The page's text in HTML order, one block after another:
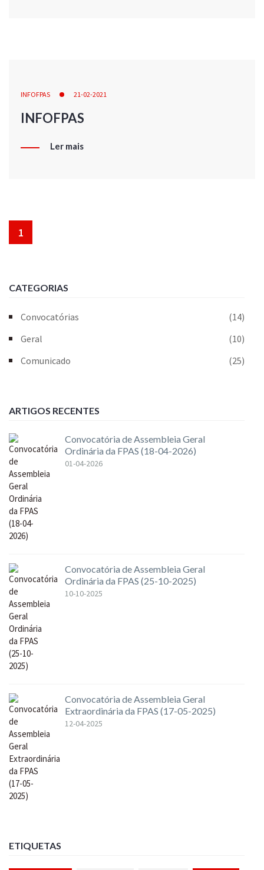
INFOFPAS 21-02-2021
INFOFPAS
Ler mais
1
CATEGORIAS
Convocatórias
(14)
Geral
(10)
Comunicado
(25)
ARTIGOS RECENTES
Convocatória de Assembleia Geral
Ordinária da FPAS (18-04-2026)
01-04-2026
Convocatória de Assembleia Geral
Ordinária da FPAS (25-10-2025)
10-10-2025
Convocatória de Assembleia Geral
Extraordinária da FPAS (17-05-2025)
12-04-2025
ETIQUETAS